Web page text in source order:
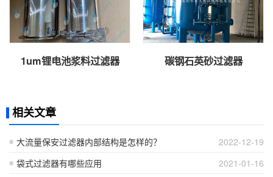
1um锂电池浆料过滤器 碳钢石英砂过滤器
相关文章
2022-12-19
大流量保安过滤器内部结构是怎样的？
2021-01-16
袋式过滤器有哪些应用